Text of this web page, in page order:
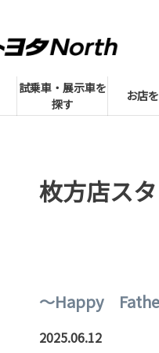
試乗車・展示車を
探す
お店
枚方店ス
～Happy
2025.06.12